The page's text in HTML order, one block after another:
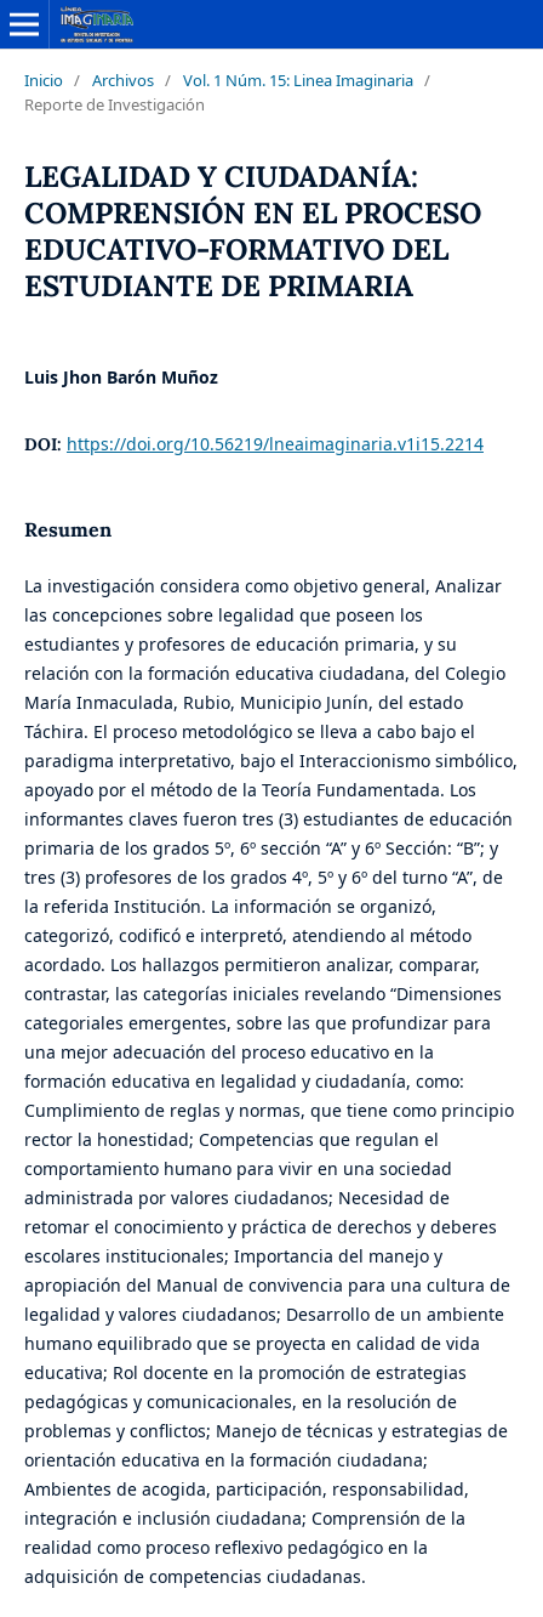
Inicio / Archivos / Vol. 1 Núm. 15: Linea Imaginaria /
Reporte de Investigación
LEGALIDAD Y CIUDADANÍA:
COMPRENSIÓN EN EL PROCESO
EDUCATIVO-FORMATIVO DEL
ESTUDIANTE DE PRIMARIA
Luis Jhon Barón Muñoz
DOI: https://doi.org/10.56219/lneaimaginaria.v1i15.2214
Resumen
La investigación considera como objetivo general, Analizar
las concepciones sobre legalidad que poseen los
estudiantes y profesores de educación primaria, y su
relación con la formación educativa ciudadana, del Colegio
María Inmaculada, Rubio, Municipio Junín, del estado
Táchira. El proceso metodológico se lleva a cabo bajo el
paradigma interpretativo, bajo el Interaccionismo simbólico,
apoyado por el método de la Teoría Fundamentada. Los
informantes claves fueron tres (3) estudiantes de educación
primaria de los grados 5º, 6º sección “A” y 6º Sección: “B”; y
tres (3) profesores de los grados 4º, 5º y 6º del turno “A”, de
la referida Institución. La información se organizó,
categorizó, codificó e interpretó, atendiendo al método
acordado. Los hallazgos permitieron analizar, comparar,
contrastar, las categorías iniciales revelando “Dimensiones
categoriales emergentes, sobre las que profundizar para
una mejor adecuación del proceso educativo en la
formación educativa en legalidad y ciudadanía, como:
Cumplimiento de reglas y normas, que tiene como principio
rector la honestidad; Competencias que regulan el
comportamiento humano para vivir en una sociedad
administrada por valores ciudadanos; Necesidad de
retomar el conocimiento y práctica de derechos y deberes
escolares institucionales; Importancia del manejo y
apropiación del Manual de convivencia para una cultura de
legalidad y valores ciudadanos; Desarrollo de un ambiente
humano equilibrado que se proyecta en calidad de vida
educativa; Rol docente en la promoción de estrategias
pedagógicas y comunicacionales, en la resolución de
problemas y conflictos; Manejo de técnicas y estrategias de
orientación educativa en la formación ciudadana;
Ambientes de acogida, participación, responsabilidad,
integración e inclusión ciudadana; Comprensión de la
realidad como proceso reflexivo pedagógico en la
adquisición de competencias ciudadanas.